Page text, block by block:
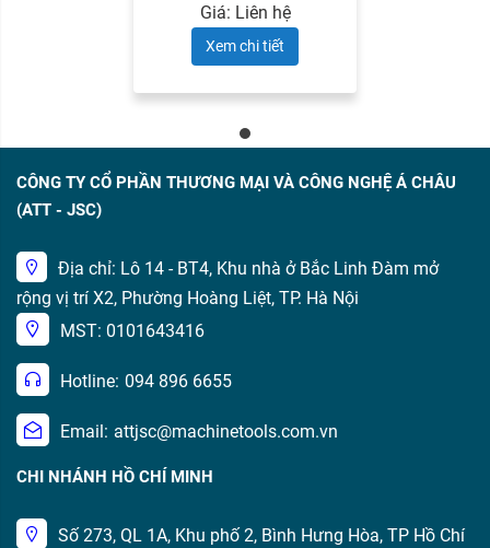
Giá: Liên hệ
Xem chi tiết
CÔNG TY CỔ PHẦN THƯƠNG MẠI VÀ CÔNG NGHỆ Á CHÂU
(ATT - JSC)
Địa chỉ: Lô 14 - BT4, Khu nhà ở Bắc Linh Đàm mở
rộng vị trí X2, Phường Hoàng Liệt, TP. Hà Nội
MST: 0101643416
Hotline: 094 896 6655
Email: attjsc@machinetools.com.vn
CHI NHÁNH HỒ CHÍ MINH
Số 273, QL 1A, Khu phố 2, Bình Hưng Hòa, TP Hồ Chí